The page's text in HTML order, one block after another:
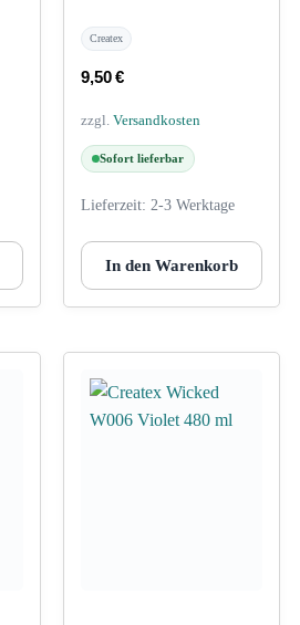
Createx
9,50€
zzgl. Versandkosten
Sofort lieferbar
Lieferzeit: 2-3 Werktage
In den Warenkorb